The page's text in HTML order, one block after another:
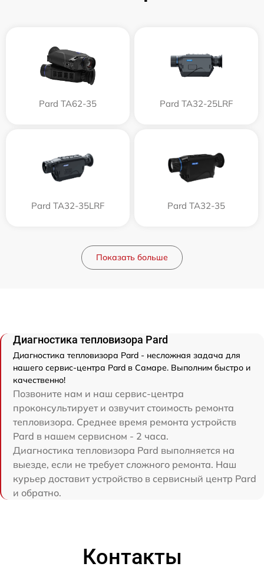
Pard TA62-35 Pard TA32-25LRF
Pard TA32-35LRF Pard TA32-35
Показать больше
Диагностика тепловизора Pard
Диагностика тепловизора Pard - несложная задача для
нашего сервис-центра Pard в Самаре. Выполним быстро и
качественно!
Позвоните нам и наш сервис-центра
проконсультирует и озвучит стоимость ремонта
тепловизора. Среднее время ремонта устройств
Pard в нашем сервисном - 2 часа.
Диагностика тепловизора Pard выполняется на
выезде, если не требует сложного ремонта. Наш
курьер доставит устройство в сервисный центр Pard
и обратно.
Контакты